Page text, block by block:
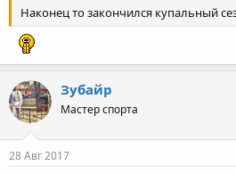
Наконец то закончился купальный
Зубайр
Мастер спорта
28 Авг 2017